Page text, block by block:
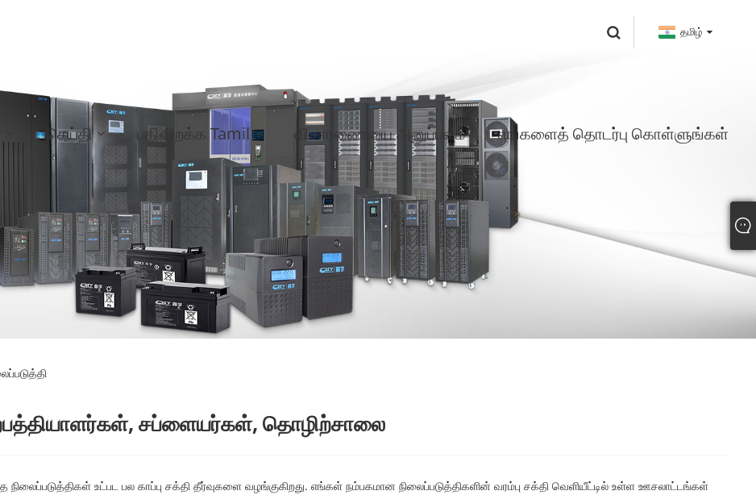
தமிழ்
செய்தி பதிவிறக்க Tamil விசாரணையை அனுப்பவும் எங்களைத் தொடர்பு கொள்ளுங்கள்
சப்ளையர்கள், தொழிற்சாலை
உட்பட பல காப்பு சக்தி தீர்வுகளை வழங்குகிறது. எங்கள் நம்பகமான நிலைப்படுத்திகளின் வரம்பு சக்தி வெளியீட்டில் உள்ள ஊசலாட்டங்கள்